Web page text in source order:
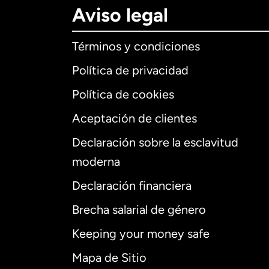
Aviso legal
Términos y condiciones
Política de privacidad
Política de cookies
Aceptación de clientes
Declaración sobre la esclavitud
moderna
Declaración financiera
Brecha salarial de género
Keeping your money safe
Mapa de Sitio
Internacional
Alemania